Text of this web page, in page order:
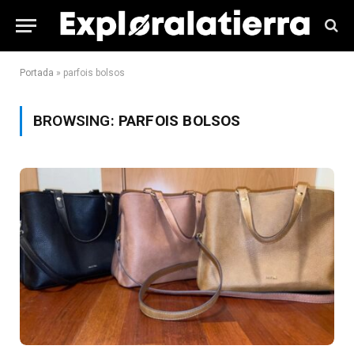
Portada » parfois bolsos
BROWSING: PARFOIS BOLSOS